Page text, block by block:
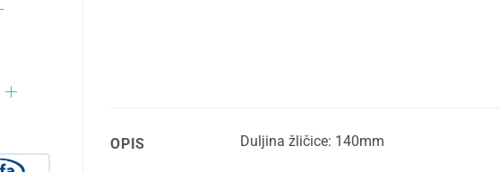
OPIS Duljina žličice: 140mm